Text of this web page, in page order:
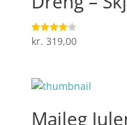
Vurderet
4.1
kr. 319,00
Maileg